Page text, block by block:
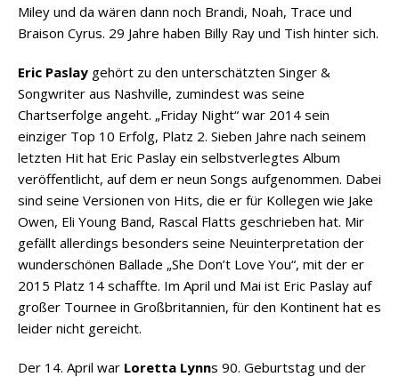
Miley und da wären dann noch Brandi, Noah, Trace und
Braison Cyrus. 29 Jahre haben Billy Ray und Tish hinter sich.
Eric Paslay gehört zu den unterschätzten Singer &
Songwriter aus Nashville, zumindest was seine
Chartserfolge angeht. „Friday Night“ war 2014 sein
einziger Top 10 Erfolg, Platz 2. Sieben Jahre nach seinem
letzten Hit hat Eric Paslay ein selbstverlegtes Album
veröffentlicht, auf dem er neun Songs aufgenommen. Dabei
sind seine Versionen von Hits, die er für Kollegen wie Jake
Owen, Eli Young Band, Rascal Flatts geschrieben hat. Mir
gefällt allerdings besonders seine Neuinterpretation der
wunderschönen Ballade „She Don’t Love You“, mit der er
2015 Platz 14 schaffte. Im April und Mai ist Eric Paslay auf
großer Tournee in Großbritannien, für den Kontinent hat es
leider nicht gereicht.
Der 14. April war Loretta Lynns 90. Geburtstag und der